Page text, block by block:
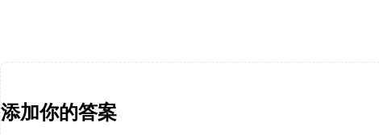
添加你的答案